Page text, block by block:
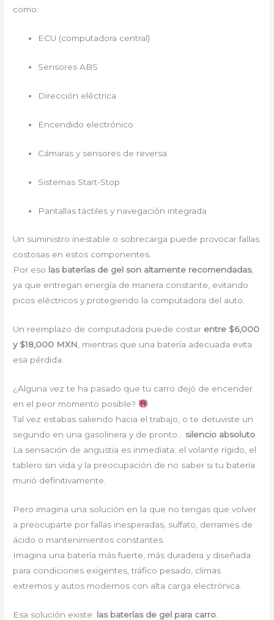
como:
ECU (computadora central)
Sensores ABS
Dirección eléctrica
Encendido electrónico
Cámaras y sensores de reversa
Sistemas Start-Stop
Pantallas táctiles y navegación integrada
Un suministro inestable o sobrecarga puede provocar fallas
costosas en estos componentes.
Por eso las baterías de gel son altamente recomendadas,
ya que entregan energía de manera constante, evitando
picos eléctricos y protegiendo la computadora del auto.
Un reemplazo de computadora puede costar entre $6,000
y $18,000 MXN, mientras que una batería adecuada evita
esa pérdida.
¿Alguna vez te ha pasado que tu carro dejó de encender
en el peor momento posible?
Tal vez estabas saliendo hacia el trabajo, o te detuviste un
segundo en una gasolinera y de pronto… silencio absoluto
La sensación de angustia es inmediata: el volante rígido, el
tablero sin vida y la preocupación de no saber si tu batería
murió definitivamente.
Pero imagina una solución en la que no tengas que volver
a preocuparte por fallas inesperadas, sulfato, derrames de
ácido o mantenimientos constantes.
Imagina una batería más fuerte, más duradera y diseñada
para condiciones exigentes, tráfico pesado, climas
extremos y autos modernos con alta carga electrónica.
Esa solución existe: las baterías de gel para carro